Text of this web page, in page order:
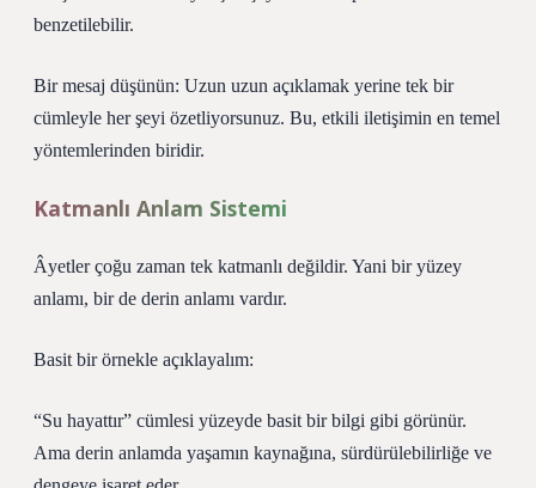
benzetilebilir.
Bir mesaj düşünün: Uzun uzun açıklamak yerine tek bir
cümleyle her şeyi özetliyorsunuz. Bu, etkili iletişimin en temel
yöntemlerinden biridir.
Katmanlı Anlam Sistemi
Âyetler çoğu zaman tek katmanlı değildir. Yani bir yüzey
anlamı, bir de derin anlamı vardır.
Basit bir örnekle açıklayalım:
“Su hayattır” cümlesi yüzeyde basit bir bilgi gibi görünür.
Ama derin anlamda yaşamın kaynağına, sürdürülebilirliğe ve